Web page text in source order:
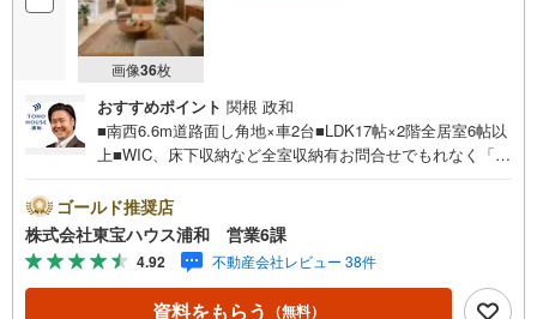
画像36枚
おすすめポイント 関根 政和
■南西6.6m道路面し角地×車2台■LDK17帖×2階全居室6帖以
上■WIC、床下収納など全室収納有お問合せでもれなく「住
無休）こちらの時間帯はお電話でのお問い合わせがスムー
ズにご案内できますぜひお気軽にご連絡下さい！東宝ハウ
スライフソリューションズグループ 東宝ハウス浦和 特
別提携金利〔一例〕東宝ハウス浦和の住宅ローン■変動金利
全期間引下げプラン⇒住宅ローン金利優遇割の最大適用
ゴールド推奨店
株式会社東宝ハウス浦和 営業6課
4.92 不動産会社レビュー 38件
資料をもらう （無料）